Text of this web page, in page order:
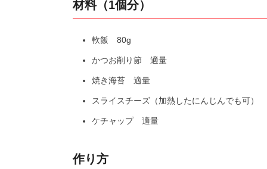
材料（1個分）
軟飯 80g
かつお削り節 適量
焼き海苔 適量
スライスチーズ（加熱したにんじんでも可）
ケチャップ 適量
作り方